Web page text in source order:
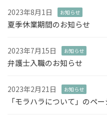
2023年8月1日 お知らせ
夏季休業期間のお知らせ
2023年7月15日 お知らせ
弁護士入職のお知らせ
2023年2月21日 お知らせ
「モラハラについて」のペ